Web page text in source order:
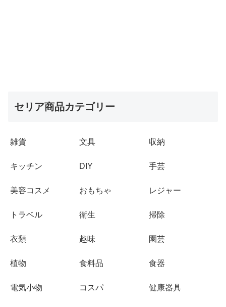
セリア商品カテゴリー
雑貨 文具 収納
キッチン DIY 手芸
美容コスメ おもちゃ レジャー
トラベル 衛生 掃除
衣類 趣味 園芸
植物 食料品 食器
電気小物 コスパ 健康器具